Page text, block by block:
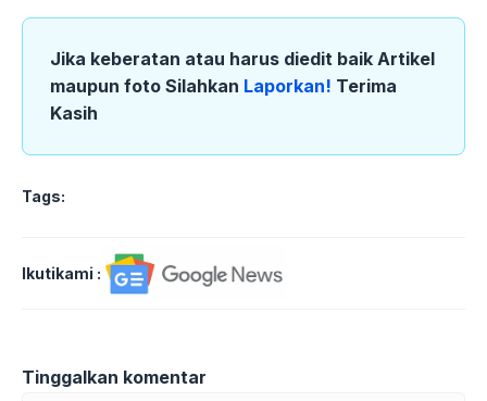
Jika keberatan atau harus diedit baik Artikel
maupun foto Silahkan Laporkan! Terima
Kasih
Tags:
Ikutikami :
Tinggalkan komentar